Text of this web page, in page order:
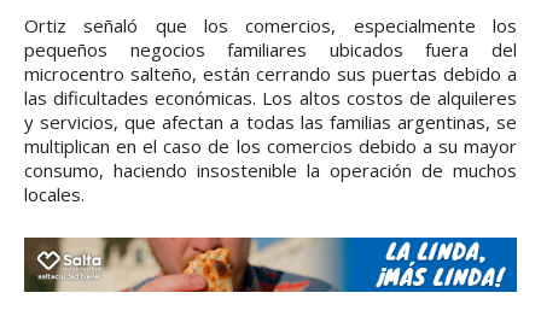
Ortiz señaló que los comercios, especialmente los
pequeños negocios familiares ubicados fuera del
microcentro salteño, están cerrando sus puertas debido a
las dificultades económicas. Los altos costos de alquileres
y servicios, que afectan a todas las familias argentinas, se
multiplican en el caso de los comercios debido a su mayor
consumo, haciendo insostenible la operación de muchos
locales.